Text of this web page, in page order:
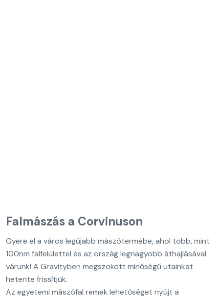
Falmászás a Corvinuson
Gyere el a város legújabb mászótermébe, ahol több, mint
100nm falfelülettel és az ország legnagyobb áthajlásával
várunk! A Gravityben megszokott minőségű utainkat
hetente frissítjük.
Az egyetemi mászófal remek lehetőséget nyújt a